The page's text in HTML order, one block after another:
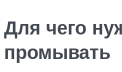
Для чего
промывать